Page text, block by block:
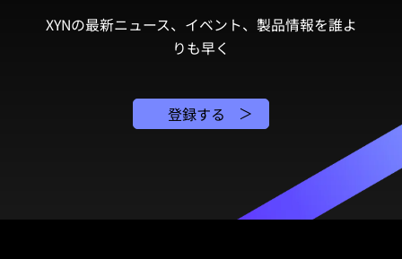
XYNの最新ニュース、イベント、製品情報を誰よ
りも早く
登録する